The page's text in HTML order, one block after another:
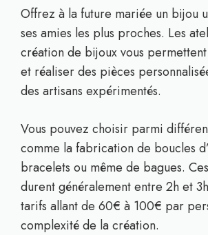
Offrez à la future mariée un bijou
ses amies les plus proches. Les
création de bijoux vous
et réaliser des pièces
des artisans expérimentés.
Vous pouvez choisir parmi
comme la fabrication de boucles
bracelets ou même de bagues.
durent généralement entre 2h et
tarifs allant de 60€ à 100€ par
complexité de la création.